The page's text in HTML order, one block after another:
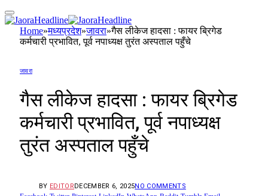
Home»मध्यप्रदेश»जावरा»गैस लीकेज हादसा : फायर ब्रिगेड
कर्मचारी प्रभावित, पूर्व नपाध्यक्ष तुरंत अस्पताल पहुँचे
जावरा
गैस लीकेज हादसा : फायर ब्रिगेड
कर्मचारी प्रभावित, पूर्व नपाध्यक्ष
तुरंत अस्पताल पहुँचे
BY EDITORDECEMBER 6, 2025NO COMMENTS